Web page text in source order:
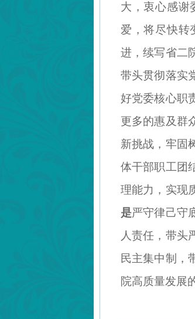
大，衷心感谢
爱，将尽快转
进，续写省二
带头贯彻落实
好党委核心职
更多的惠及群
新挑战，牢固
体干部职工团
理能力，实现
是严守律己守
人责任，带头
民主集中制，
院高质量发展